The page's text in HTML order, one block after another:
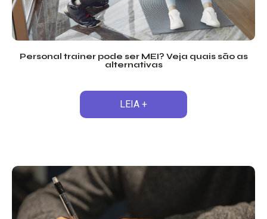
Personal trainer pode ser MEI? Veja quais são as
alternativas
LEIA +